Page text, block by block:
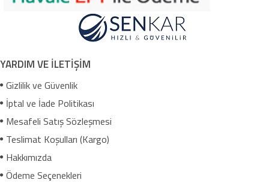
YARDIM VE İLETİŞİM
Gizlilik ve Güvenlik
İptal ve İade Politikası
Mesafeli Satış Sözleşmesi
Teslimat Koşulları (Kargo)
Hakkımızda
Ödeme Seçenekleri